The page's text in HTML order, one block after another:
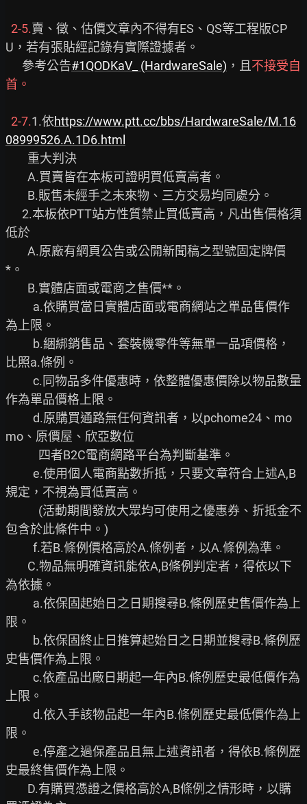
2-5.賣、徵、估價文章內不得有ES、QS等工程版CP
U，若有張貼經記錄有實際證據者。
      參考公告
#1QODKaV_ (HardwareSale) ，且不接受自
首。
2-7.1.依https://www.ptt.cc/bbs/HardwareSale/M.16
08999526.A.1D6.html
低於
*。
為上限。
比照a.條例。
作為單品價格上限。
mo、原價屋、欣亞數位
規定，不視為買低賣高。
包含於此條件中。)
為依據。
限。
史售價作為上限。
上限。
限。
史最終售價作為上限。